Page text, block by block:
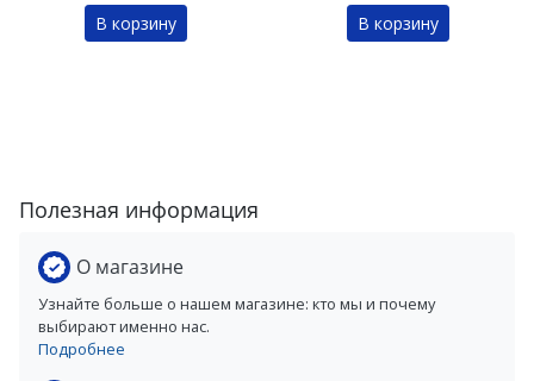
В корзину В корзину
Полезная информация
О магазине
Узнайте больше о нашем магазине: кто мы и почему
выбирают именно нас.
Подробнее